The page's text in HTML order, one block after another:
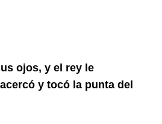
ojos, y el rey le
y tocó la punta del